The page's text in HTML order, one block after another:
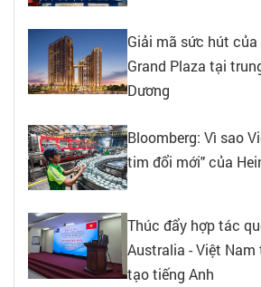
Giải mã sức hút
Grand Plaza tại
Dương
Bloomberg: Vì sao
tim đổi mới" của
Thúc đẩy hợp tác
Australia - Việt
tạo tiếng Anh